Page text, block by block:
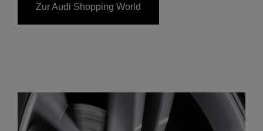
Zur Audi Shopping World